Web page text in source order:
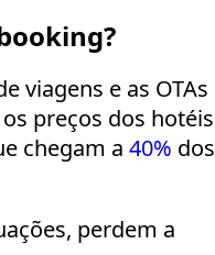
viagens e as OTAs
preços dos hotéis
chegam a 40% dos
perdem a